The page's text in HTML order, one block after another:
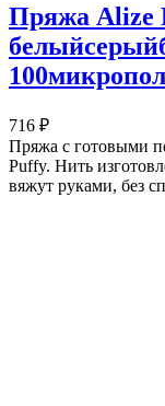
Пряжа Alize
716 ₽
Пряжа с готовыми
Puffy. Нить
вяжут руками, без